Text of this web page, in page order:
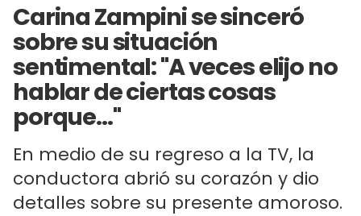
Carina Zampini se sinceró
sobre su situación
sentimental: "A veces elijo no
hablar de ciertas cosas
porque..."
En medio de su regreso a la TV, la
conductora abrió su corazón y dio
detalles sobre su presente amoroso.